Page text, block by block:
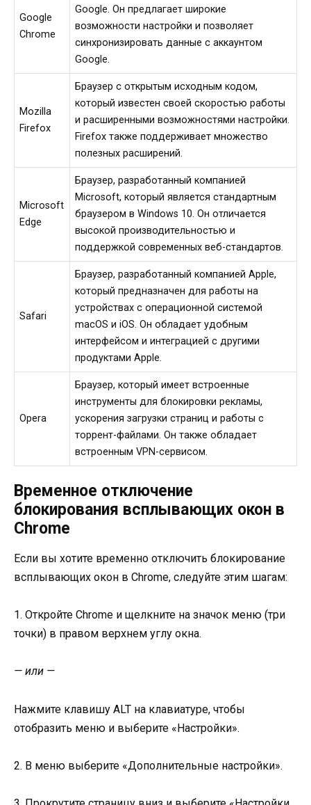
Google
Chrome
Google. Он предлагает широкие
возможности настройки и позволяет
синхронизировать данные с аккаунтом
Google.
Mozilla
Firefox
Браузер с открытым исходным кодом,
который известен своей скоростью работы
и расширенными возможностями настройки.
Firefox также поддерживает множество
полезных расширений.
Microsoft
Edge
Браузер, разработанный компанией
Microsoft, который является стандартным
браузером в Windows 10. Он отличается
высокой производительностью и
поддержкой современных веб-стандартов.
Safari
Браузер, разработанный компанией Apple,
который предназначен для работы на
устройствах с операционной системой
macOS и iOS. Он обладает удобным
интерфейсом и интеграцией с другими
продуктами Apple.
Opera
Браузер, который имеет встроенные
инструменты для блокировки рекламы,
ускорения загрузки страниц и работы с
торрент-файлами. Он также обладает
встроенным VPN-сервисом.
Временное отключение
блокирования всплывающих окон в
Chrome
Если вы хотите временно отключить блокирование
всплывающих окон в Chrome, следуйте этим шагам:
1. Откройте Chrome и щелкните на значок меню (три
точки) в правом верхнем углу окна.
— или —
Нажмите клавишу ALT на клавиатуре, чтобы
отобразить меню и выберите «Настройки».
2. В меню выберите «Дополнительные настройки».